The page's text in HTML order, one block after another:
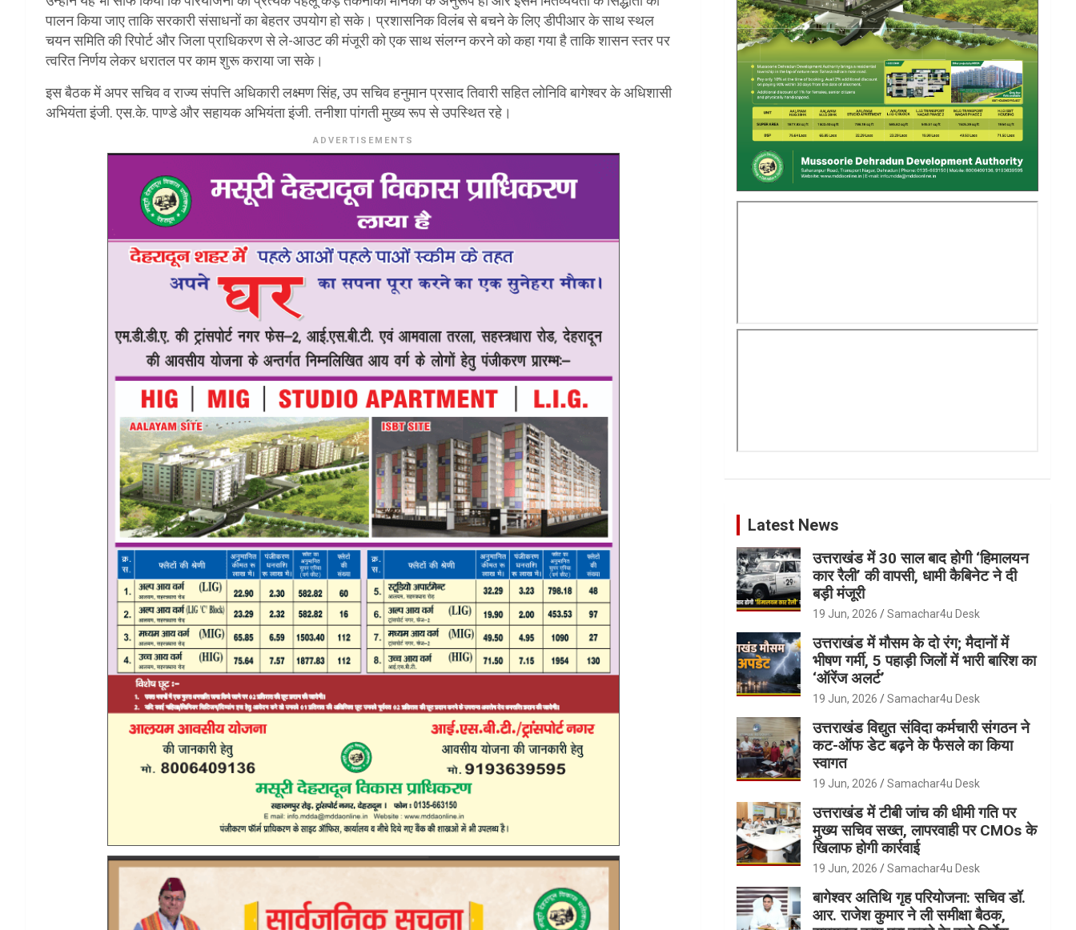
पालन किया जाए ताकि सरकारी संसाधनों का बेहतर उपयोग हो सके। प्रशासनिक विलंब से बचने के लिए डीपीआर के साथ स्थल
चयन समिति की रिपोर्ट और जिला प्राधिकरण से ले-आउट की मंजूरी को एक साथ संलग्न करने को कहा गया है ताकि शासन स्तर पर
त्वरित निर्णय लेकर धरातल पर काम शुरू कराया जा सके।
इस बैठक में अपर सचिव व राज्य संपत्ति अधिकारी लक्ष्मण सिंह, उप सचिव हनुमान प्रसाद तिवारी सहित लोनिवि बागेश्वर के अधिशासी
अभियंता इंजी. एस.के. पाण्डे और सहायक अभियंता इंजी. तनीशा पांगती मुख्य रूप से उपस्थित रहे।
ADVERTISEMENTS
Latest News
उत्तराखंड में 30 साल बाद होगी ‘हिमालयन
कार रैली’ की वापसी, धामी कैबिनेट ने दी
बड़ी मंजूरी
19 Jun, 2026 Samachar4u Desk
उत्तराखंड में मौसम के दो रंग; मैदानों में
भीषण गर्मी, 5 पहाड़ी जिलों में भारी बारिश का
‘ऑरेंज अलर्ट’
19 Jun, 2026 Samachar4u Desk
उत्तराखंड विद्युत संविदा कर्मचारी संगठन ने
कट-ऑफ डेट बढ़ने के फैसले का किया
स्वागत
19 Jun, 2026 Samachar4u Desk
उत्तराखंड में टीबी जांच की धीमी गति पर
मुख्य सचिव सख्त, लापरवाही पर CMOs के
खिलाफ होगी कार्रवाई
19 Jun, 2026 Samachar4u Desk
बागेश्वर अतिथि गृह परियोजना: सचिव डॉ.
आर. राजेश कुमार ने ली समीक्षा बैठक,